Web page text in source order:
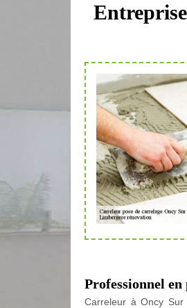
Professionnel en
Carreleur à Oncy